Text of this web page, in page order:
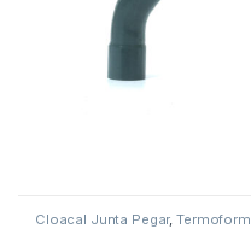
Cloacal Junta Pegar,Termoform